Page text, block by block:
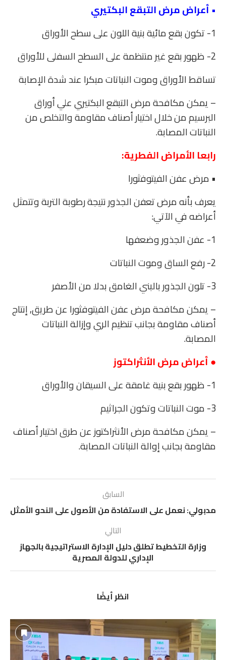
• أعراض مرض التبقع البكتيري
1- تكون بقع مائية بنية اللون على سطح الأوراق
2- ظهور بقع غير منتظمة على السطح السفلى للأوراق
تساقط الأوراق وموت النباتات مبكرا عند شدة الإصابة
– يمكن مكافحة مرض التبقع البكتيري علي أوراق
البرسيم من خلال اختيار أصناف مقاومة والتخلص من
النباتات المصابة.
رابعا الأمراض الفطرية:
• مرض عفن الفيتوفثورا
يعرف بأنه مرض تعفن الجذور نتيجة رطوبة التربة وتتمثل
أعراضه في الآتي:
1- عفن الجذور وضعفها
2- رفع الساق وموت النباتات
3- تلون الجذور بالبني الغامق بدلا من الأصفر
– يمكن مكافحة مرض عفن الفيتوفثورا عن طريق, إنتاج
أصناف مقاومة بجانب تنظيم الري وإزالة النباتات
المصابة.
● أعراض مرض الأنثراكتوز
1- ظهور بقع بنية غامقة على السيقان والأوراق
3- موت النباتات وتكون الجراثيم
– يمكن مكافحة مرض الأنثراكتوز عن طرق اختيار أصناف
مقاومة بجانب إوالة النباتات المصابة.
السابق
مدبولي: نعمل على الاستفادة من الأصول على النحو الأمثل
التالي
وزارة التخطيط تطلق دليل الإدارة الاستراتيجية بالجهاز
الإداري للدولة المصرية
انظر أيضًا